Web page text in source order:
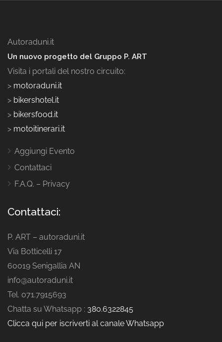
Autoraduni.it
Un nuovo progetto del Gruppo P. ART
Visita i portali del nostro circuito:
> motoraduni.it
> bikershotel.it
> bikersfood.it
> motoitinerari.it
Aggiungi Evento
Contattaci
F.A.Q. – Privacy
Contattaci:
P. ART – autoraduni.it
Via Botticelli 17
60019 Senigallia AN
info@autoraduni.it
Tel. 071.7915693
Chatta su Whatsapp : 380.6322845
Clicca qui per iscriverti al canale Whatsapp